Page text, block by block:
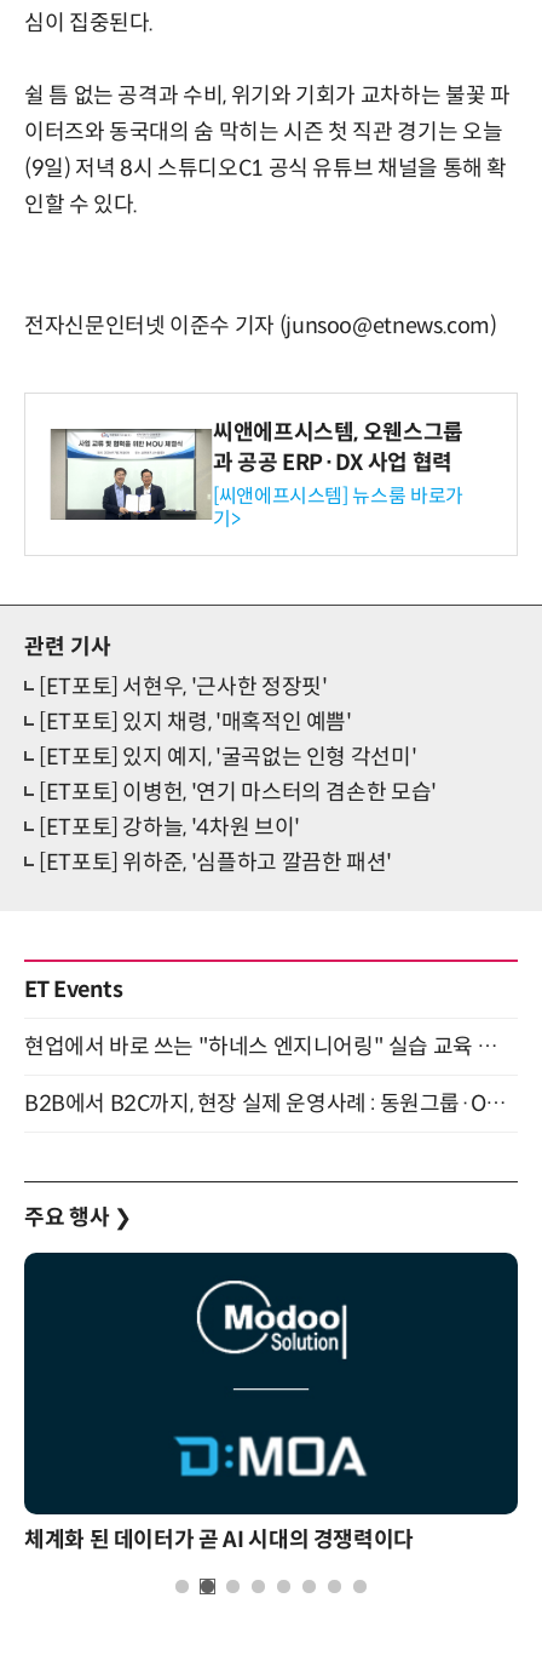
심이 집중된다.
쉴 틈 없는 공격과 수비, 위기와 기회가 교차하는 불꽃 파
이터즈와 동국대의 숨 막히는 시즌 첫 직관 경기는 오늘
(9일) 저녁 8시 스튜디오C1 공식 유튜브 채널을 통해 확
인할 수 있다.
전자신문인터넷 이준수 기자 (junsoo@etnews.com)
씨앤에프시스템, 오웬스그룹
과 공공 ERP·DX 사업 협력
[씨앤에프시스템] 뉴스룸 바로가
기>
관련 기사
[ET포토] 서현우, '근사한 정장핏'
[ET포토] 있지 채령, '매혹적인 예쁨'
[ET포토] 있지 예지, '굴곡없는 인형 각선미'
[ET포토] 이병헌, '연기 마스터의 겸손한 모습'
[ET포토] 강하늘, '4차원 브이'
[ET포토] 위하준, '심플하고 깔끔한 패션'
ET Events
현업에서 바로 쓰는 "하네스 엔지니어링" 실습 교육 워크숍 8월 20일 개최
B2B에서 B2C까지, 현장 실제 운영사례 : 동원그룹·OCI·다이닝브랜즈그룹·당근 (8/27)
주요 행사 ❯
체계화 된 데이터가 곧 AI 시대의 경쟁력이다